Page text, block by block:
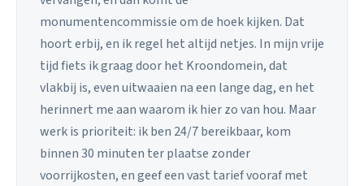
monumentencommissie om de hoek kijken. Dat
hoort erbij, en ik regel het altijd netjes. In mijn vrije
tijd fiets ik graag door het Kroondomein, dat
vlakbij is, even uitwaaien na een lange dag, en het
herinnert me aan waarom ik hier zo van hou. Maar
werk is prioriteit: ik ben 24/7 bereikbaar, kom
binnen 30 minuten ter plaatse zonder
voorrijkosten, en geef een vast tarief vooraf met